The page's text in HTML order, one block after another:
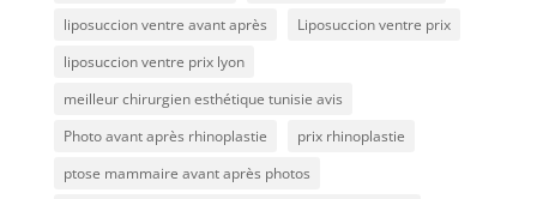
liposuccion ventre avant après
Liposuccion ventre prix
liposuccion ventre prix lyon
meilleur chirurgien esthétique tunisie avis
Photo avant après rhinoplastie
prix rhinoplastie
ptose mammaire avant après photos